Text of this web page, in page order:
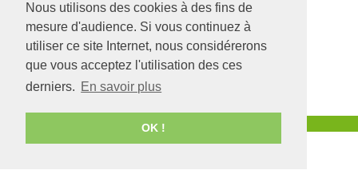
Nous utilisons des cookies à des fins de
mesure d'audience. Si vous continuez à
utiliser ce site Internet, nous considérerons
que vous acceptez l'utilisation des ces
derniers. En savoir plus
OK !
Siège social
126 rue Saint Léonard
BP 71857
49018 AngersCEDEX
01
02 41 68 98 50
www.adapei49.asso.fr
IME La
Rivière
Champ Noir
49300
Agence de communication Angers